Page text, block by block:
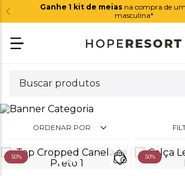
Ganhe 1 kit de meiasna compra de
masculina*
ORDENAR POR
50% 50%